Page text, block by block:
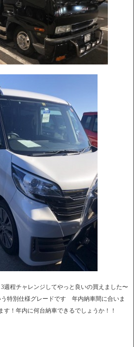
週程チャレンジしてやっと良いの買えました〜
特別仕様グレードです 年内納車間に合いま
！年内に何台納車できるでしょうか！！